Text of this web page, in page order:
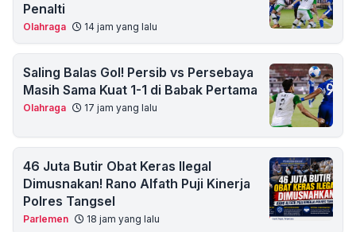
Penalti
Olahraga 14 jam yang lalu
Saling Balas Gol! Persib vs Persebaya
Masih Sama Kuat 1-1 di Babak Pertama
Olahraga 17 jam yang lalu
46 Juta Butir Obat Keras Ilegal
Dimusnakan! Rano Alfath Puji Kinerja
Polres Tangsel
Parlemen 18 jam yang lalu